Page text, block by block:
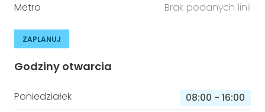
Metro
Brak podanych linii
ZAPLANUJ
Godziny otwarcia
Poniedziałek 08:00 - 16:00